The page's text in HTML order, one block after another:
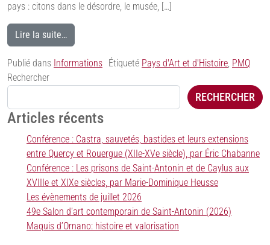
pays : citons dans le désordre, le musée, […]
Lire la suite…
Publié dans Informations Étiqueté Pays d'Art et d'Histoire, PMQ
Rechercher
RECHERCHER
Articles récents
Conférence : Castra, sauvetés, bastides et leurs extensions
entre Quercy et Rouergue (XIIe-XVe siècle), par Éric Chabanne
Conférence : Les prisons de Saint-Antonin et de Caylus aux
XVIIIe et XIXe siècles, par Marie-Dominique Heusse
Les évènements de juillet 2026
49e Salon d’art contemporain de Saint-Antonin (2026)
Maquis d’Ornano: histoire et valorisation